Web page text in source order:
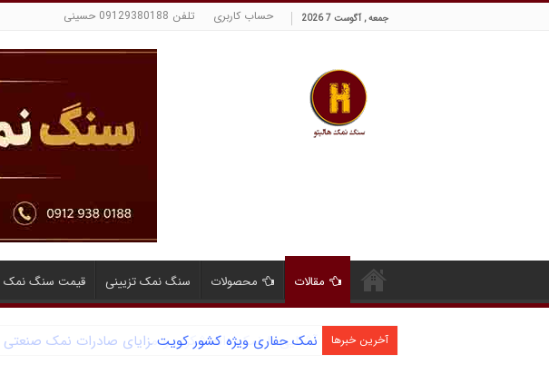
جمعه , آگوست 7 2026 حساب کاربری تلفن 09129380188 حسینی
مقالات محصولات سنگ نمک تزیینی قیمت سنگ نمک
آخرین خبرها آشنایی با نمک دانه شکری و مزایای صادرات نمک صنعتی